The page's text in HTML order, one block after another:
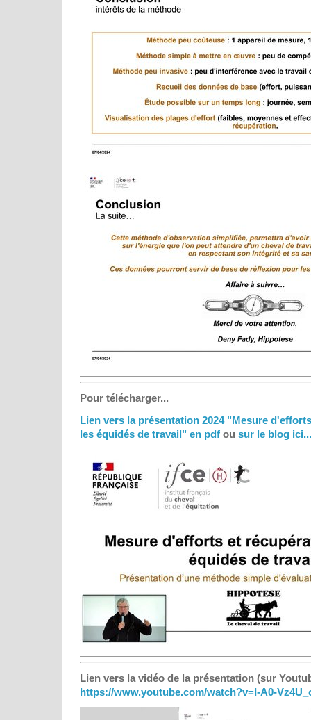
Pour télécharger...
Lien vers la présentation 2024 "Mesure
les équidés de travail" en pdf ou sur le blog ici...
Lien vers la vidéo de la présentation (sur
https://www.youtube.com/watch?v=I-A0-